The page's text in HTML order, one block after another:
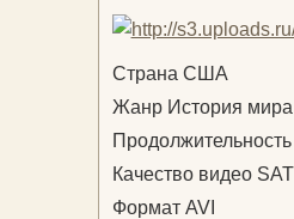
Страна США
Жанр История мира
Качество видео
Формат AVI